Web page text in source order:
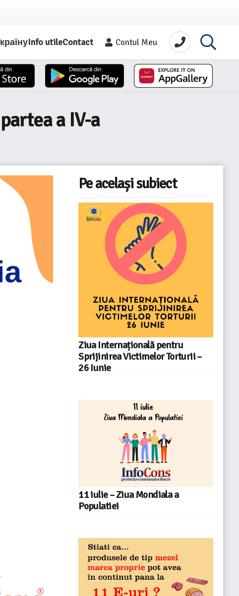
Info utileContact Contul Meu
a IV-a
Pe același subiect
Ziua Internațională pentru
Sprijinirea Victimelor Torturii –
26 Iunie
11 iulie – Ziua Mondiala a
Populatiei